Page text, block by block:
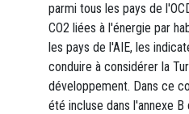
parmi tous les pays de
CO2 liées à l'énergie par
les pays de l'AIE, les
conduire à considérer la
développement. Dans ce
été incluse dans l'annexe